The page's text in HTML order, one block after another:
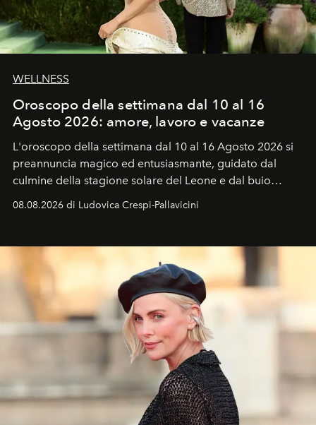
WELLNESS
Oroscopo della settimana dal 10 al 16
Agosto 2026: amore, lavoro e vacanze
L'oroscopo della settimana dal 10 al 16 Agosto 2026 si
preannuncia magico ed entusiasmante, guidato dal
culmine della stagione solare del Leone e dal buio
ideale per la notte delle Perseidi.
08.08.2026 di Ludovica Crespi-Pallavicini